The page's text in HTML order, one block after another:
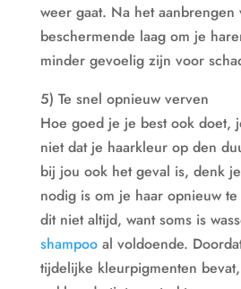
weer gaat. Na het
beschermende laag om je
minder gevoelig zijn voor
5) Te snel opnieuw verven
Hoe goed je je best ook doet,
niet dat je haarkleur op den
bij jou ook het geval is, denk
nodig is om je haar opnieuw
dit niet altijd, want soms is
shampooal voldoende.
tijdelijke kleurpigmenten